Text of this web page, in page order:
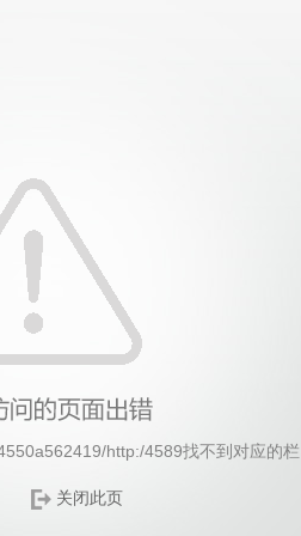
http:/4589找不到对应的
关闭此页